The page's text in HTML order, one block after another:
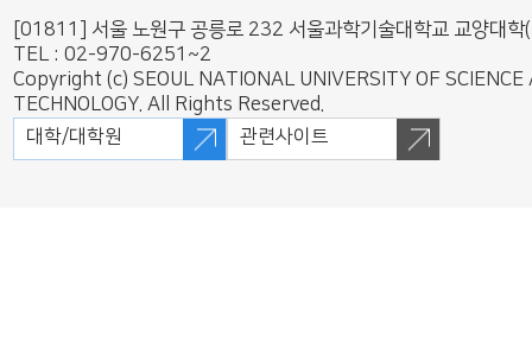
[01811] 서울 노원구 공릉로 232 서울과학기술대학교 교양대
TEL : 02-970-6251~2
Copyright (c) SEOUL NATIONAL UNIVERSITY OF SCIENCE
TECHNOLOGY. All Rights Reserved.
대학/대학원 관련사이트